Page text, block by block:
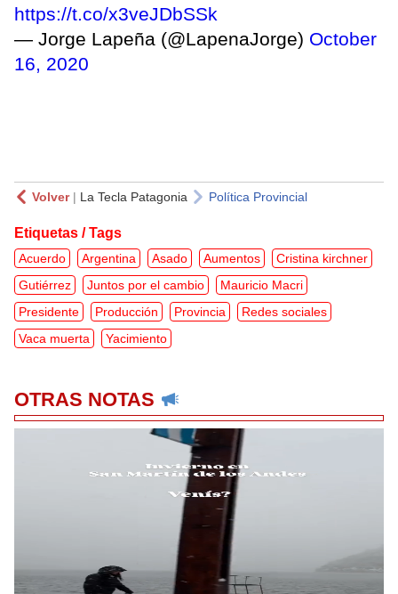
https://t.co/x3veJDbSSk
— Jorge Lapeña (@LapenaJorge) October
16, 2020
Volver| La Tecla Patagonia Política Provincial
Etiquetas / Tags
Acuerdo Argentina Asado Aumentos
Cristina kirchner
Gutiérrez
Juntos por el cambio
Mauricio Macri
Presidente
Producción Provincia
Redes sociales
Vaca muerta
Yacimiento
OTRAS NOTAS